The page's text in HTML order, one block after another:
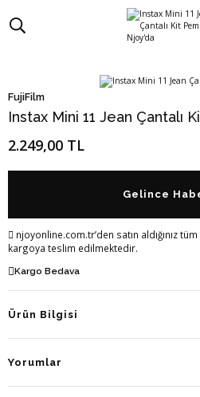
FujiFilm
Instax Mini 11 Jean Çantalı
2.249,00 TL
Gelince
njoyonline.com.tr’den satın aldığınız
kargoya teslim edilmektedir.
Kargo Bedava
Ürün Bilgisi
Yorumlar